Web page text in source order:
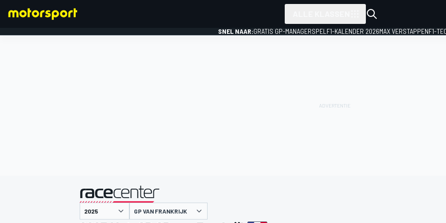
SNEL NAAR:GRATIS GP-MANAGERSPEL F1-KALENDER 2026MAX VERSTAPPENF1-
gepresenteerd door
GP VAN FRANKRIJK